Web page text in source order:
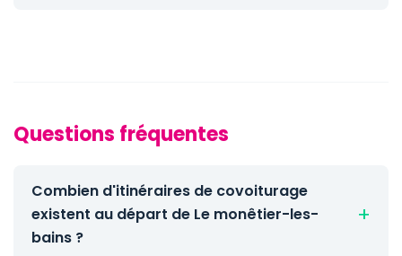
Questions fréquentes
Combien d'itinéraires de covoiturage
existent au départ de Le monêtier-les-
bains ?